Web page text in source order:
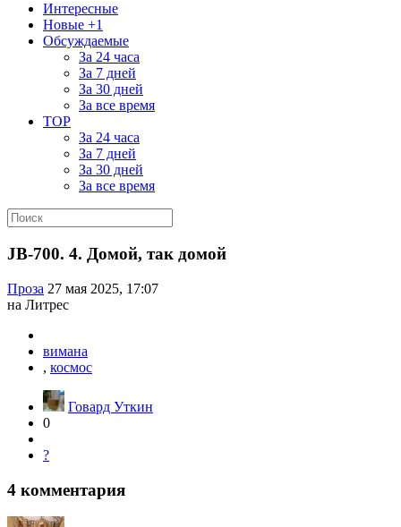
Интересные
Новые +1
Обсуждаемые
За 24 часа
За 7 дней
За 30 дней
За все время
TOP
За 24 часа
За 7 дней
За 30 дней
За все время
JB-700. 4. Домой, так домой
Проза 27 мая 2025, 17:07
на Литрес
вимана
, космос
Говард Уткин
0
?
4 комментария